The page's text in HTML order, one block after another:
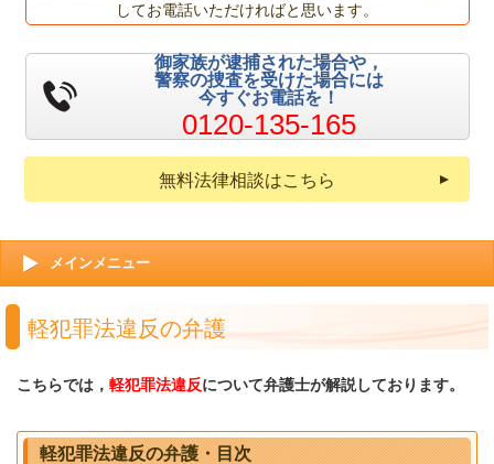
してお電話いただければと思います。
御家族が逮捕された場合や，
警察の捜査を受けた場合には
今すぐお電話を！
0120-135-165
無料法律相談はこちら
メインメニュー
軽犯罪法違反の弁護
こちらでは， 軽犯罪法違反について弁護士が解説しております。
軽犯罪法違反の弁護・目次